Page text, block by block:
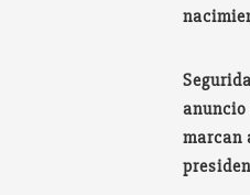
marcan